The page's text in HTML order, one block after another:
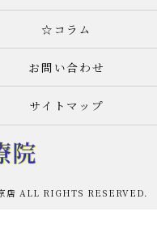
☆コラム
お問い合わせ
サイトマップ
店 ALL RIGHTS RESERVED.